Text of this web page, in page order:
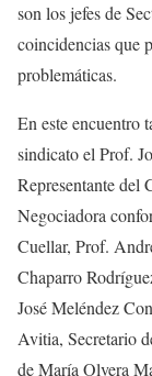
son los jefes de
coincidencias que
problemáticas.
En este encuentro
sindicato el Prof.
Representante del
Negociadora
Cuellar, Prof.
Chaparro
José Meléndez
Avitia, Secretario
de María Olvera